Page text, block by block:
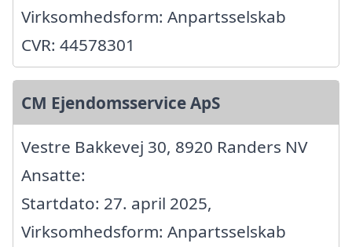
Virksomhedsform: Anpartsselskab
CVR: 44578301
CM Ejendomsservice ApS
Vestre Bakkevej 30, 8920 Randers NV
Ansatte:
Startdato: 27. april 2025,
Virksomhedsform: Anpartsselskab